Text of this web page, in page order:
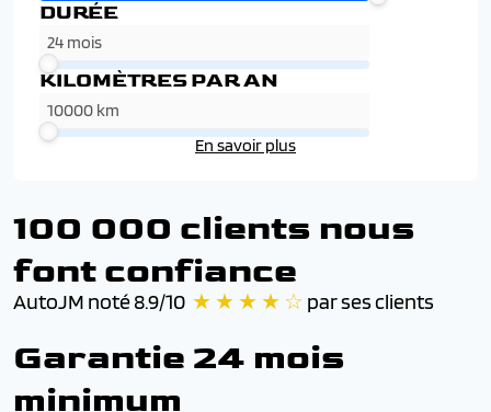
DURÉE
KILOMÈTRES PAR AN
En savoir plus
100 000 clients nous
font confiance
AutoJM noté 8.9/10 ★ ★ ★ ★ ☆ par ses clients
Garantie 24 mois
minimum